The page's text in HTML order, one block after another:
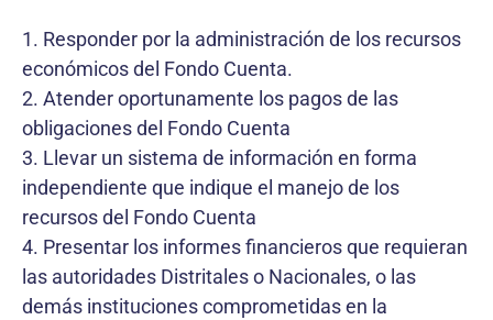
1. Responder por la administración de los recursos
económicos del Fondo Cuenta.
2. Atender oportunamente los pagos de las
obligaciones del Fondo Cuenta
3. Llevar un sistema de información en forma
independiente que indique el manejo de los
recursos del Fondo Cuenta
4. Presentar los informes financieros que requieran
las autoridades Distritales o Nacionales, o las
demás instituciones comprometidas en la